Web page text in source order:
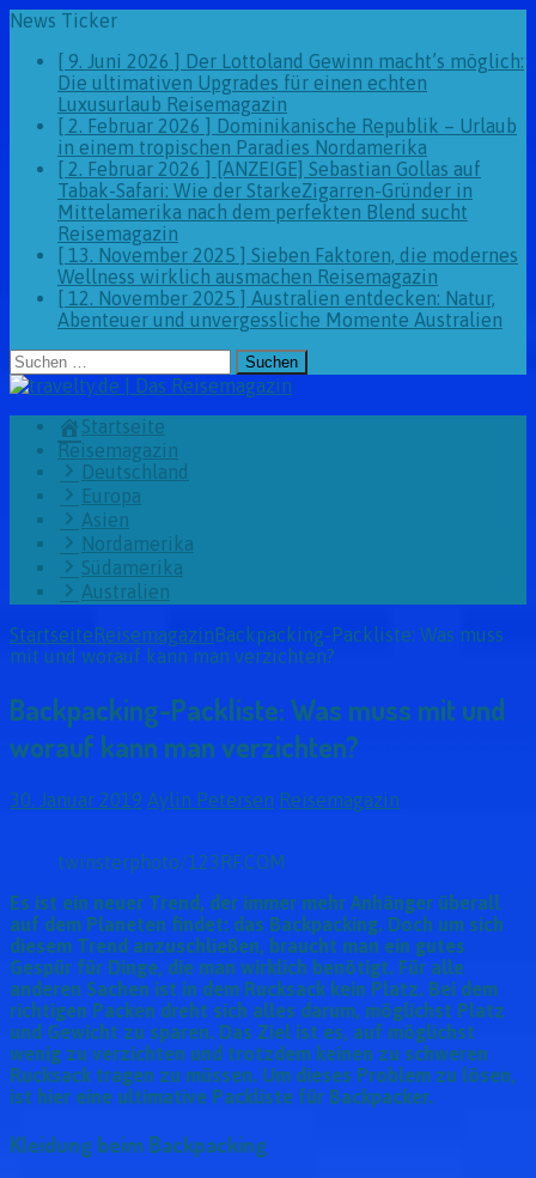
News Ticker
[ 9. Juni 2026 ] Der Lottoland Gewinn macht’s möglich:
Die ultimativen Upgrades für einen echten
Luxusurlaub Reisemagazin
[ 2. Februar 2026 ] Dominikanische Republik – Urlaub
in einem tropischen Paradies Nordamerika
[ 2. Februar 2026 ] [ANZEIGE] Sebastian Gollas auf
Tabak-Safari: Wie der StarkeZigarren-Gründer in
Mittelamerika nach dem perfekten Blend sucht
Reisemagazin
[ 13. November 2025 ] Sieben Faktoren, die modernes
Wellness wirklich ausmachen Reisemagazin
[ 12. November 2025 ] Australien entdecken: Natur,
Abenteuer und unvergessliche Momente Australien
Suchen
nach:
Startseite
Reisemagazin
Deutschland
Europa
Asien
Nordamerika
Südamerika
Australien
StartseiteReisemagazinBackpacking-Packliste: Was muss
mit und worauf kann man verzichten?
Backpacking-Packliste: Was muss mit und
worauf kann man verzichten?
30. Januar 2019 Aylin Petersen Reisemagazin
twinsterphoto/123RF.COM
Es ist ein neuer Trend, der immer mehr Anhänger überall
auf dem Planeten findet: das Backpacking. Doch um sich
diesem Trend anzuschließen, braucht man ein gutes
Gespür für Dinge, die man wirklich benötigt. Für alle
anderen Sachen ist in dem Rucksack kein Platz. Bei dem
richtigen Packen dreht sich alles darum, möglichst Platz
und Gewicht zu sparen. Das Ziel ist es, auf möglichst
wenig zu verzichten und trotzdem keinen zu schweren
Rucksack tragen zu müssen. Um dieses Problem zu lösen,
ist hier eine ultimative Packliste für Backpacker.
Kleidung beim Backpacking